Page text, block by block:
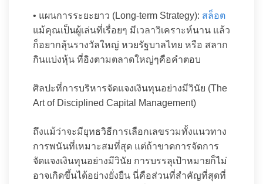
• แผนการระยะยาว (Long-term Strategy): สล็อต
แม้คุณเป็นผู้เล่นที่เรื่อยๆ มีเวลาวิเคราะห์นาน แล้ว
ก็อยากลุ้นรางวัลใหญ่ หวยรัฐบาลไทย หรือ สลาก
กินแบ่งหุ้น ที่อิงตามตลาดใหญ่ๆคือคำตอบ
ศิลปะที่การบริหารจัดแจงเงินทุนอย่างมีวินัย (The
Art of Disciplined Capital Management)
ถึงแม้ว่าจะมียุทธวิธีการเลือกเลขรวมทั้งแนวทาง
การพนันที่เหมาะสมที่สุด แต่ถ้าขาดการจัดการ
จัดแจงเงินทุนอย่างมีวินัย การบรรลุเป้าหมายก็ไม่
อาจเกิดขึ้นได้อย่างยั่งยืน นี่คือส่วนที่สำคัญที่สุดที่